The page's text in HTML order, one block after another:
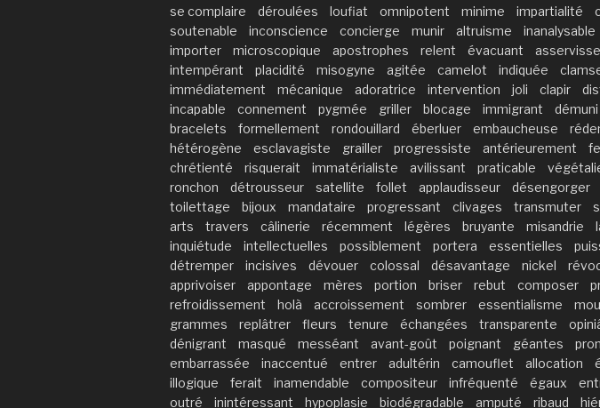
se complaire
déroulées loufiat omnipotent minime impartialité
soutenable
inconscience concierge munir altruisme inanalysable
importer
microscopique apostrophes relent évacuant
intempérant
placidité misogyne agitée camelot indiquée
immédiatement
mécanique adoratrice intervention joli clapir
incapable
connement pygmée griller blocage immigrant démuni
bracelets
formellement rondouillard éberluer embaucheuse
hétérogène
esclavagiste grailler progressiste antérieurement
chrétienté
risquerait immatérialiste avilissant praticable
ronchon
détrousseur satellite follet applaudisseur désengorger
toilettage
bijoux mandataire progressant clivages transmuter
arts
travers câlinerie récemment légères bruyante misandrie
inquiétude
intellectuelles possiblement portera essentielles
détremper
incisives dévouer colossal désavantage nickel
apprivoiser
appontage mères portion briser rebut composer
refroidissement
holà accroissement sombrer essentialisme mou
grammes
replâtrer fleurs tenure échangées transparente
dénigrant
masqué messéant avant-goût poignant géantes
embarrassée
inaccentué entrer adultérin camouflet allocation
illogique
ferait inamendable compositeur infréquenté égaux
outré
inintéressant hypoplasie biodégradable amputé ribaud